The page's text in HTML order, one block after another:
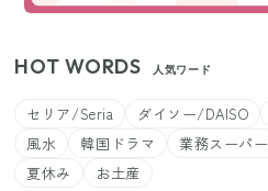
HOT WORDS 人気ワード
セリア/Seria ダイソー/DAISO
風水
韓国ドラマ 業務スーパー
夏休み
お土産